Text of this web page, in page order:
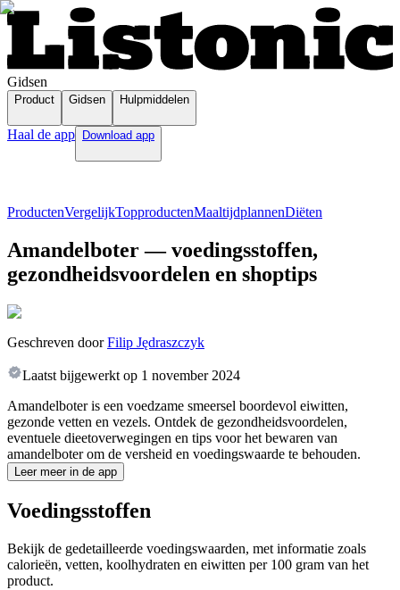
Gidsen
Product Gidsen Hulpmiddelen
Haal de app Download app
ProductenVergelijkTopproductenMaaltijdplannenDiëten
Amandelboter — voedingsstoffen,
gezondheidsvoordelen en shoptips
Geschreven door Filip Jędraszczyk
Laatst bijgewerkt op 1 november 2024
Amandelboter is een voedzame smeersel boordevol eiwitten,
gezonde vetten en vezels. Ontdek de gezondheidsvoordelen,
eventuele dieetoverwegingen en tips voor het bewaren van
amandelboter om de versheid en voedingswaarde te behouden.
Leer meer in de app
Voedingsstoffen
Bekijk de gedetailleerde voedingswaarden, met informatie zoals
calorieën, vetten, koolhydraten en eiwitten per 100 gram van het
product.